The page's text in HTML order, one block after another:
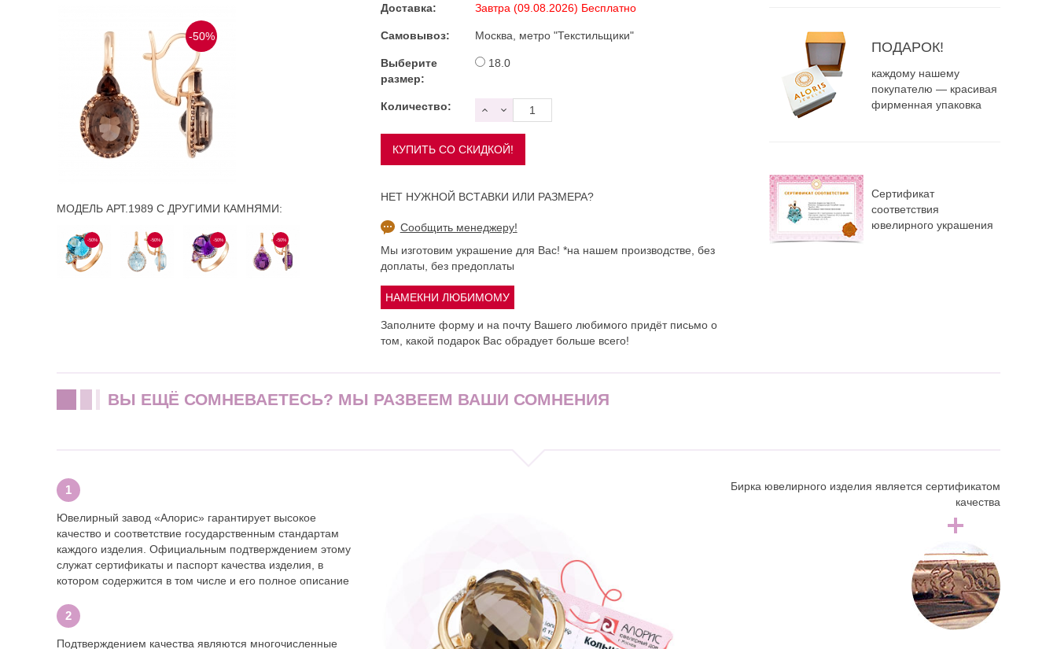
-50%
МОДЕЛЬ АРТ.1989 С ДРУГИМИ КАМНЯМИ:
-50% -50% -50% -50%
Доставка: Завтра (09.08.2026) Бесплатно
Самовывоз: Москва, метро "Текстильщики"
Выберите
размер:
18.0
Количество:
НЕТ НУЖНОЙ ВСТАВКИ ИЛИ РАЗМЕРА?
Сообщить менеджеру!
Мы изготовим украшение для Вас! *на нашем производстве, без
доплаты, без предоплаты
Заполните форму и на почту Вашего любимого придёт письмо о
том, какой подарок Вас обрадует больше всего!
ПОДАРОК!
каждому нашему
покупателю — красивая
фирменная упаковка
Сертификат
соответствия
ювелирного украшения
ВЫ ЕЩЁ СОМНЕВАЕТЕСЬ? МЫ РАЗВЕЕМ ВАШИ СОМНЕНИЯ
Ювелирный завод «Алорис» гарантирует высокое
качество и соответствие государственным стандартам
каждого изделия. Официальным подтверждением этому
служат сертификаты и паспорт качества изделия, в
котором содержится в том числе и его полное описание
Подтверждением качества являются многочисленные
Бирка ювелирного изделия является сертификатом
качества